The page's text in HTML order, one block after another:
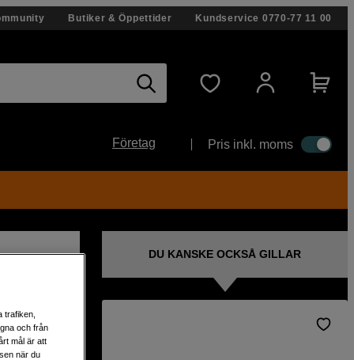
Butiker & Öppettider Kundservice 0770-77 11 00
Företag Pris inkl. moms
DU KANSKE OCKSÅ GILLAR
trafiken,
och från
mål är att
när du